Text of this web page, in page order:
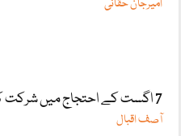
امیرجان حقانی
7 اگست کے احتجاج میں شرکت کیوں ضروری ہے؟
آصف اقبال